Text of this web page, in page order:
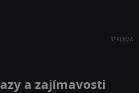
REKLAMA
a zajímavosti